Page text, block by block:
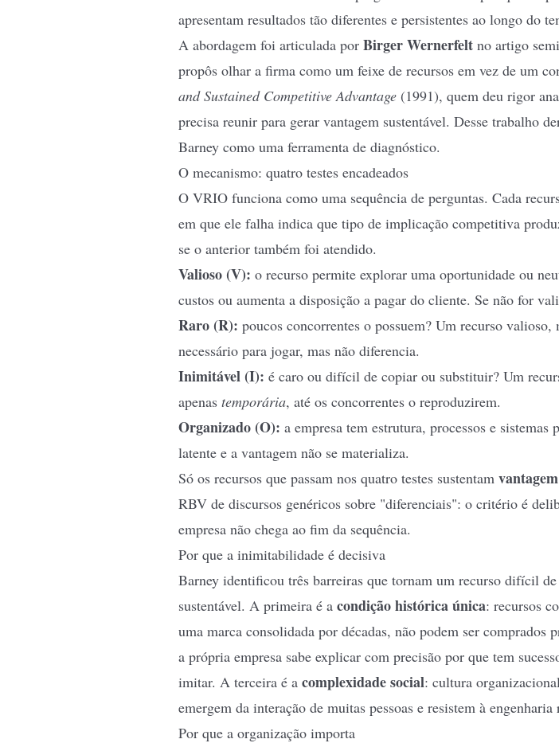
apresentam resultados tão diferentes e persistentes ao longo do
A abordagem foi articulada por Birger Wernerfelt no artigo
propôs olhar a firma como um feixe de recursos em vez de um
and Sustained Competitive Advantage (1991), quem deu rigor
precisa reunir para gerar vantagem sustentável. Desse trabalho
Barney como uma ferramenta de diagnóstico.
O mecanismo: quatro testes encadeados
O VRIO funciona como uma sequência de perguntas. Cada
em que ele falha indica que tipo de implicação competitiva
se o anterior também foi atendido.
Valioso (V): o recurso permite explorar uma oportunidade ou
custos ou aumenta a disposição a pagar do cliente. Se não for
Raro (R): poucos concorrentes o possuem? Um recurso valioso,
necessário para jogar, mas não diferencia.
Inimitável (I): é caro ou difícil de copiar ou substituir? Um
apenas temporária, até os concorrentes o reproduzirem.
Organizado (O): a empresa tem estrutura, processos e
latente e a vantagem não se materializa.
Só os recursos que passam nos quatro testes sustentam
RBV de discursos genéricos sobre "diferenciais": o critério é
empresa não chega ao fim da sequência.
Por que a inimitabilidade é decisiva
Barney identificou três barreiras que tornam um recurso difícil
sustentável. A primeira é a condição histórica única: recursos
uma marca consolidada por décadas, não podem ser comprados
a própria empresa sabe explicar com precisão por que tem
imitar. A terceira é a complexidade social: cultura
emergem da interação de muitas pessoas e resistem à engenharia
Por que a organização importa